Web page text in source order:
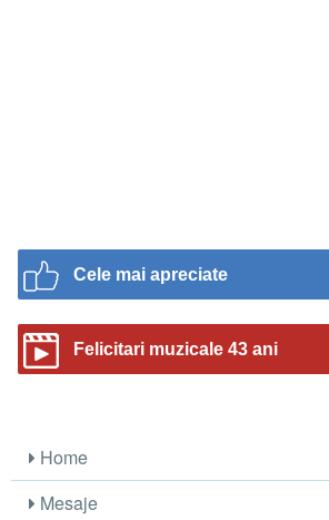
Cele mai apreciate
Felicitari muzicale 43 ani
Home
Mesaje